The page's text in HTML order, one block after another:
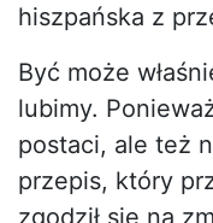
hiszpańska z
Być może
lubimy.
postaci, ale też
przepis, który
zgodził się na